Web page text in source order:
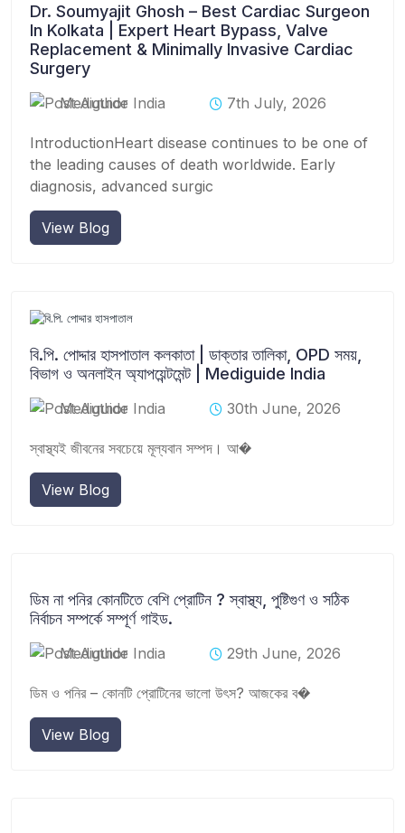
Dr. Soumyajit Ghosh – Best Cardiac Surgeon
In Kolkata | Expert Heart Bypass, Valve
Replacement & Minimally Invasive Cardiac
Surgery
Mediguide India 7th July, 2026
IntroductionHeart disease continues to be one of
the leading causes of death worldwide. Early
diagnosis, advanced surgic
View Blog
বি.পি. পোদ্দার হাসপাতাল কলকাতা | ডাক্তার তালিকা, OPD সময়,
বিভাগ ও অনলাইন অ্যাপয়েন্টমেন্ট | Mediguide India
Mediguide India 30th June, 2026
স্বাস্থ্যই জীবনের সবচেয়ে মূল্যবান সম্পদ। আ�
View Blog
ডিম না পনির কোনটিতে বেশি প্রোটিন ? স্বাস্থ্য, পুষ্টিগুণ ও সঠিক
নির্বাচন সম্পর্কে সম্পূর্ণ গাইড.
Mediguide India 29th June, 2026
ডিম ও পনির – কোনটি প্রোটিনের ভালো উৎস? আজকের ব�
View Blog